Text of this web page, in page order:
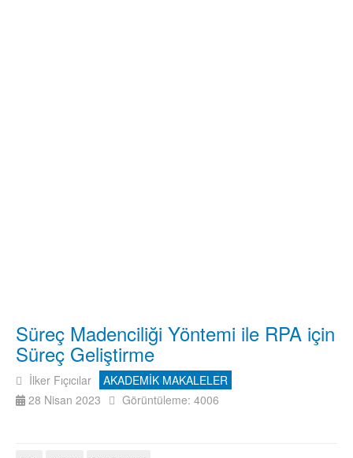
Süreç Madenciliği Yöntemi ile RPA için
Süreç Geliştirme
İlker Fıçıcılar
AKADEMİK MAKALELER
28 Nisan 2023
Görüntüleme: 4006